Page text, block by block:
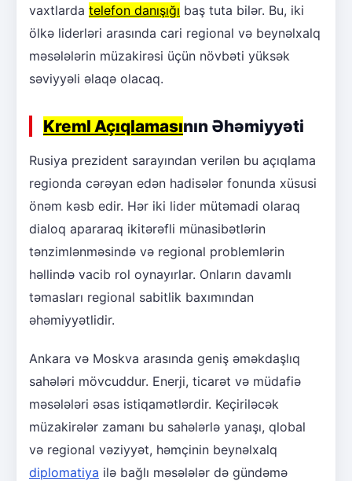
vaxtlarda telefon danışığı baş tuta bilər. Bu, iki
ölkə liderləri arasında cari regional və beynəlxalq
məsələlərin müzakirəsi üçün növbəti yüksək
səviyyəli əlaqə olacaq.
Kreml Açıqlamasının Əhəmiyyəti
Rusiya prezident sarayından verilən bu açıqlama
regionda cərəyan edən hadisələr fonunda xüsusi
önəm kəsb edir. Hər iki lider mütəmadi olaraq
dialoq apararaq ikitərəfli münasibətlərin
tənzimlənməsində və regional problemlərin
həllində vacib rol oynayırlar. Onların davamlı
təmasları regional sabitlik baxımından
əhəmiyyətlidir.
Ankara və Moskva arasında geniş əməkdaşlıq
sahələri mövcuddur. Enerji, ticarət və müdafiə
məsələləri əsas istiqamətlərdir. Keçiriləcək
müzakirələr zamanı bu sahələrlə yanaşı, qlobal
və regional vəziyyət, həmçinin beynəlxalq
diplomatiya ilə bağlı məsələlər də gündəmə